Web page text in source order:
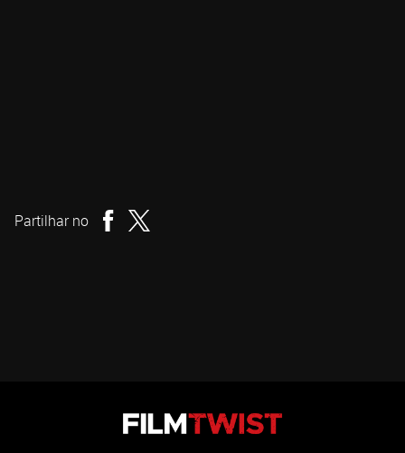
Partilhar no